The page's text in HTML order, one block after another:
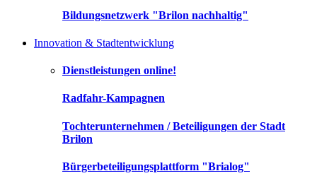
Bildungsnetzwerk "Brilon nachhaltig"
Innovation & Stadtentwicklung
Dienstleistungen online!
Radfahr-Kampagnen
Tochterunternehmen / Beteiligungen der Stadt
Brilon
Bürgerbeteiligungsplattform "Brialog"